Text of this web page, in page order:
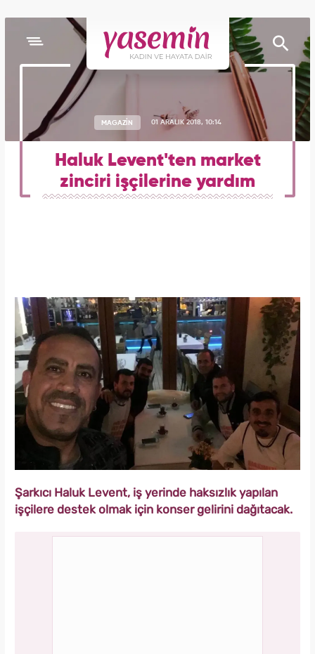
MAGAZİN 01 ARALIK 2018, 10:14
Haluk Levent'ten market
zinciri işçilerine yardım
Şarkıcı Haluk Levent, iş yerinde haksızlık yapılan
işçilere destek olmak için konser gelirini dağıtacak.